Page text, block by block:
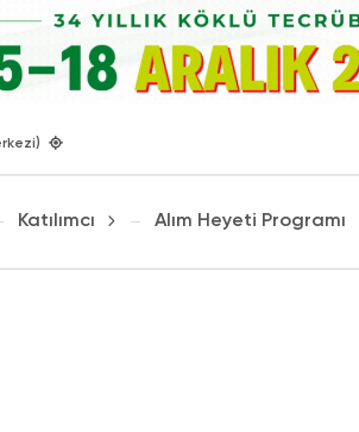
Katılımcı Alım Heyeti Programı